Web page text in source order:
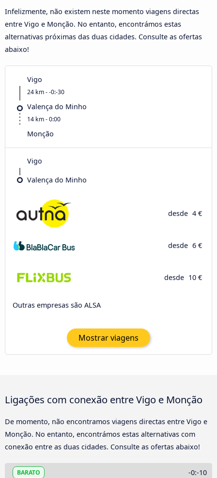
Infelizmente, não existem neste momento viagens directas
entre Vigo e Monção. No entanto, encontrámos estas
alternativas próximas das duas cidades. Consulte as ofertas
abaixo!
Vigo
24 km - -0:-30
Valença do Minho
14 km - 0:00
Monção
Vigo
Valença do Minho
desde 4 €
desde 6 €
desde 10 €
Outras empresas são ALSA
Mostrar viagens
Ligações com conexão entre Vigo e Monção
De momento, não encontramos viagens directas entre Vigo e
Monção. No entanto, encontrámos estas alternativas com
conexão entre as duas cidades. Consulte as ofertas abaixo!
BARATO -0:-10